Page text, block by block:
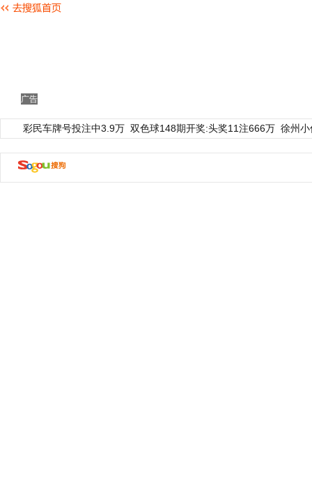
广告
彩民车牌号投注中3.9万 双色球148期开奖:头奖11注666万 徐州